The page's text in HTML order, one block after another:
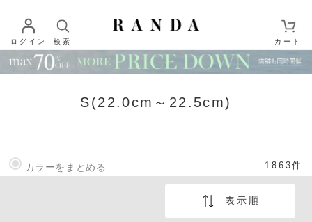
ログイン 検索 カート
S(22.0cm～22.5cm)
1863件
表示順
カラーをまとめる